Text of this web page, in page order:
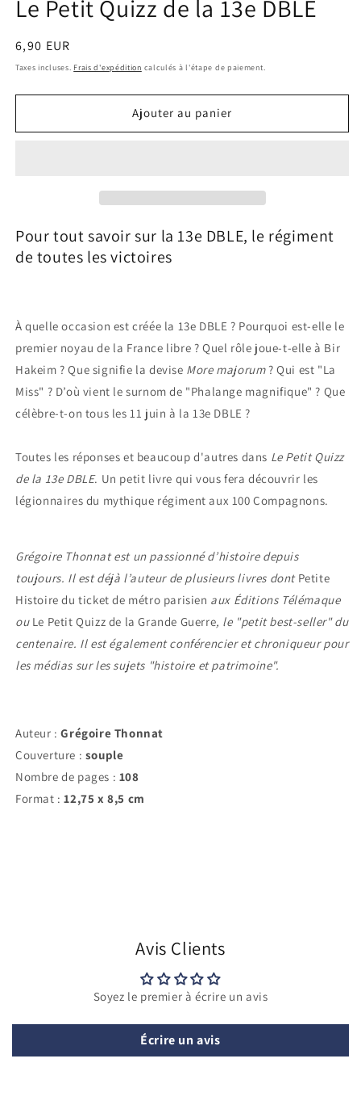
Le Petit Quizz de la 13e DBLE
Prix
habituel
6,90 EUR
Taxes incluses. Frais d'expédition calculés à l'étape de paiement.
Ajouter au panier
Pour tout savoir sur la 13e DBLE, le régiment
de toutes les victoires
À quelle occasion est créée la 13e DBLE ? Pourquoi est-elle le
premier noyau de la France libre ? Quel rôle joue-t-elle à Bir
Hakeim ? Que signifie la devise More majorum? Qui est "La
Miss" ? D’où vient le surnom de "Phalange magnifique" ? Que
célèbre-t-on tous les 11 juin à la 13e DBLE ?
Toutes les réponses et beaucoup d'autres dans Le Petit Quizz
de la 13e DBLE. Un petit livre qui vous fera découvrir les
légionnaires du mythique régiment aux 100 Compagnons.
Grégoire Thonnat est un passionné d’histoire depuis
toujours. Il est déjà l’auteur de plusieurs livres dont Petite
Histoire du ticket de métro parisien aux Éditions Télémaque
ouLe Petit Quizz de la Grande Guerre, le "petit best-seller"du
centenaire. Il est également conférencier et chroniqueur pour
les médias sur les sujets "histoire et patrimoine".
Auteur :Grégoire Thonnat
Couverture : souple
Nombre de pages : 108
Format :12,75 x 8,5 cm
Avis Clients
Soyez le premier à écrire un avis
Écrire un avis